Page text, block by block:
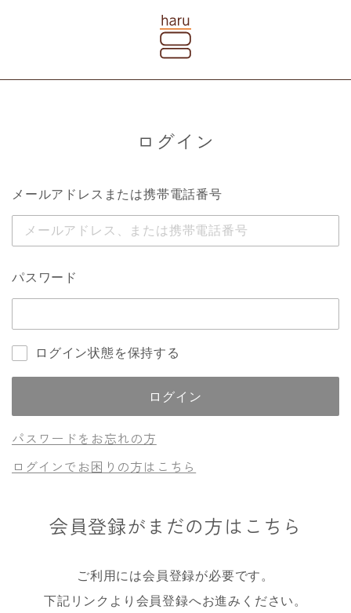
ログイン
メールアドレスまたは携帯電話番号
パスワード
ログイン状態を保持する
パスワードをお忘れの方
ログインでお困りの方はこちら
会員登録がまだの方はこちら
ご利用には会員登録が必要です。
下記リンクより会員登録へお進みください。